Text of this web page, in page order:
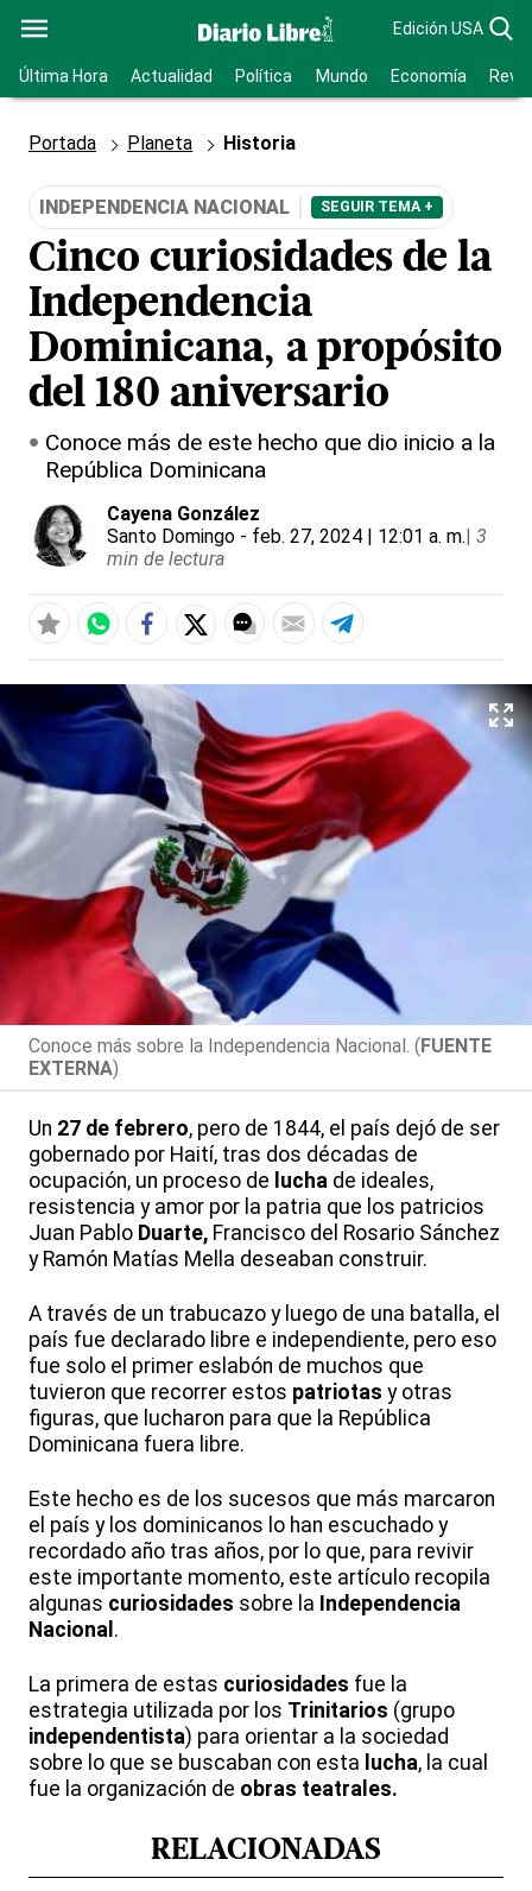
Edición USA
Última Hora Actualidad Política Mundo Economía
Portada Planeta Historia
INDEPENDENCIA NACIONAL SEGUIR TEMA +
Cinco curiosidades de la
Independencia
Dominicana, a propósito
del 180 aniversario
Conoce más de este hecho que dio inicio a la
República Dominicana
Cayena González
Santo Domingo - feb. 27, 2024 | 12:01 a. m.| 3
min de lectura
Conoce más sobre la Independencia Nacional. (FUENTE
EXTERNA)
Un 27 de febrero, pero de 1844, el país dejó de ser
gobernado por Haití, tras dos décadas de
ocupación, un proceso de lucha de ideales,
resistencia y amor por la patria que los patricios
Juan Pablo Duarte, Francisco del Rosario Sánchez
y Ramón Matías Mella deseaban construir.
A través de un trabucazo y luego de una batalla, el
país fue declarado libre e independiente, pero eso
fue solo el primer eslabón de muchos que
tuvieron que recorrer estos patriotas y otras
figuras, que lucharon para que la República
Dominicana fuera libre.
Este hecho es de los sucesos que más marcaron
el país y los dominicanos lo han escuchado y
recordado año tras años, por lo que, para revivir
este importante momento, este artículo recopila
algunas curiosidades sobre la Independencia
Nacional .
La primera de estas curiosidades fue la
estrategia utilizada por los Trinitarios (grupo
independentista) para orientar a la sociedad
sobre lo que se buscaban con esta lucha, la cual
fue la organización de obras teatrales.
RELACIONADAS